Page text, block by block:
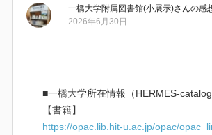
一橋大学附属図書館(小展示)さんの感
2026年6月30日
■一橋大学所在情報（HERMES-catalog
【書籍】
https://opac.lib.hit-u.ac.jp/opac/